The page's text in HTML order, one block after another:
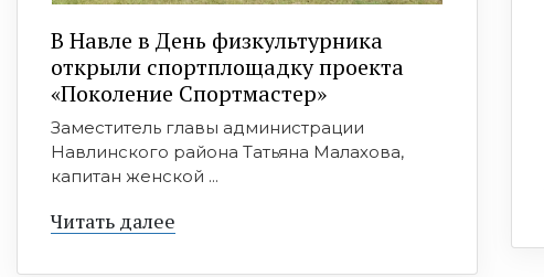
В Навле в День физкультурника
открыли спортплощадку проекта
«Поколение Спортмастер»
Заместитель главы администрации
Навлинского района Татьяна Малахова,
капитан женской ...
Читать далее